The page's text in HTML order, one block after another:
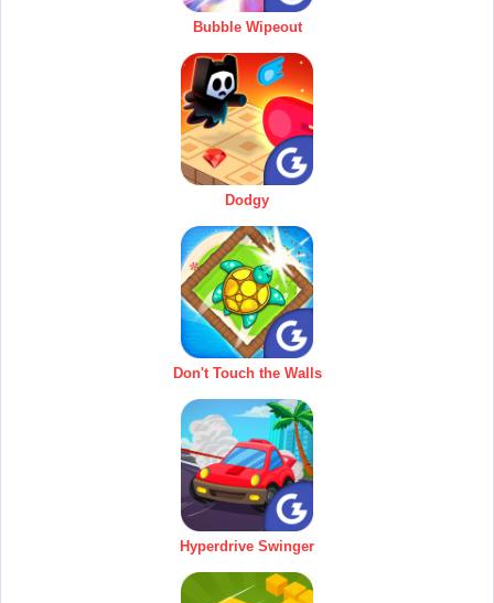
Bubble Wipeout
Dodgy
Don't Touch the Walls
Hyperdrive Swinger